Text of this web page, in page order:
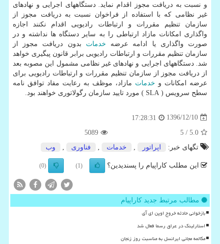
و نسبت به دریافت مجوز اقدام نماید. دستگاه­های اجرایی و نهادهای
غیر نظامی كه با استفاده از فراخوان نسبت به دریافت مجوز از
سازمان تنظیم مقررات و ارتباطات رادیویی اقدام نكنند اجازه
واگذاری امكانات مازاد ارتباطی را به سایر دستگاه ها نداشته و در
صورت واگذاری یا ادامه عرضه خدمات بدون دریافت مجوز از
سازمان تنظیم مقررات و ارتباطات رادیویی برابر قانون پیگیری خواهد
شد. دستگاه­های اجرایی و نهادهای غیر نظامی مشمول این مصوبه بعد
از دریافت مجوز از سازمان تنظیم مقررات و ارتباطات رادیویی برای
عرضه امكانات و خدمات مازاد، موظف به رعایت مفاد توافق نامه
سطح سرویس ( SLA ) مورد تایید سازمان رگولاتوری خواهند بود.
1396/12/10
17:28:31
5.0
/ 5
5089
تگهای خبر:
اپراتور خدمات فناوری وب
این مطلب کاراپیام را پسندیدین؟ (1)
(0)
مطالب مرتبط جدید کاراپیام
بازخوانی حادثه خروج اوپن ای آی
استارلینک در عراق رسما فعال شد
مکالمه مجانی ایرانسل به مناسبت روز زنجان